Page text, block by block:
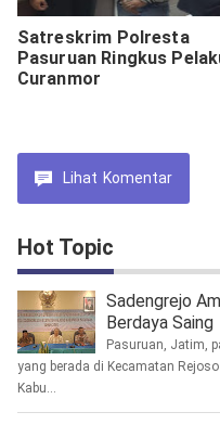
Satreskrim Polresta
Pasuruan Ringkus
Curanmor
Lihat Komentar
Hot Topic
Sadengrejo
Berdaya Saing
Pasuruan, Jatim,
yang berada di Kecamatan
Kabu...